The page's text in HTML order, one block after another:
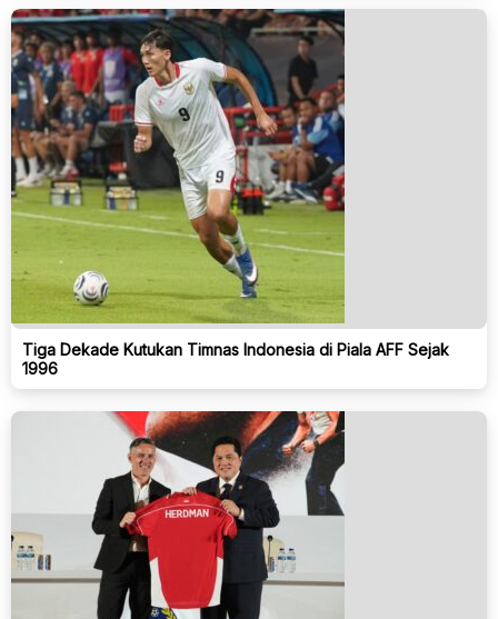
Tiga Dekade Kutukan Timnas Indonesia di Piala AFF Sejak
1996